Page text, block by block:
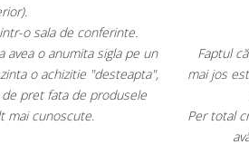
Răcește foarte bine pe treapta 3.
grătarul metalic se poate poziționa mai
după părerea mea, un avantaj. Apa
nu are loc pe ușă. Am atașat fotografii.
că este un "best buy" la momentul
având cel mai mic preț dintre toate ofertele.